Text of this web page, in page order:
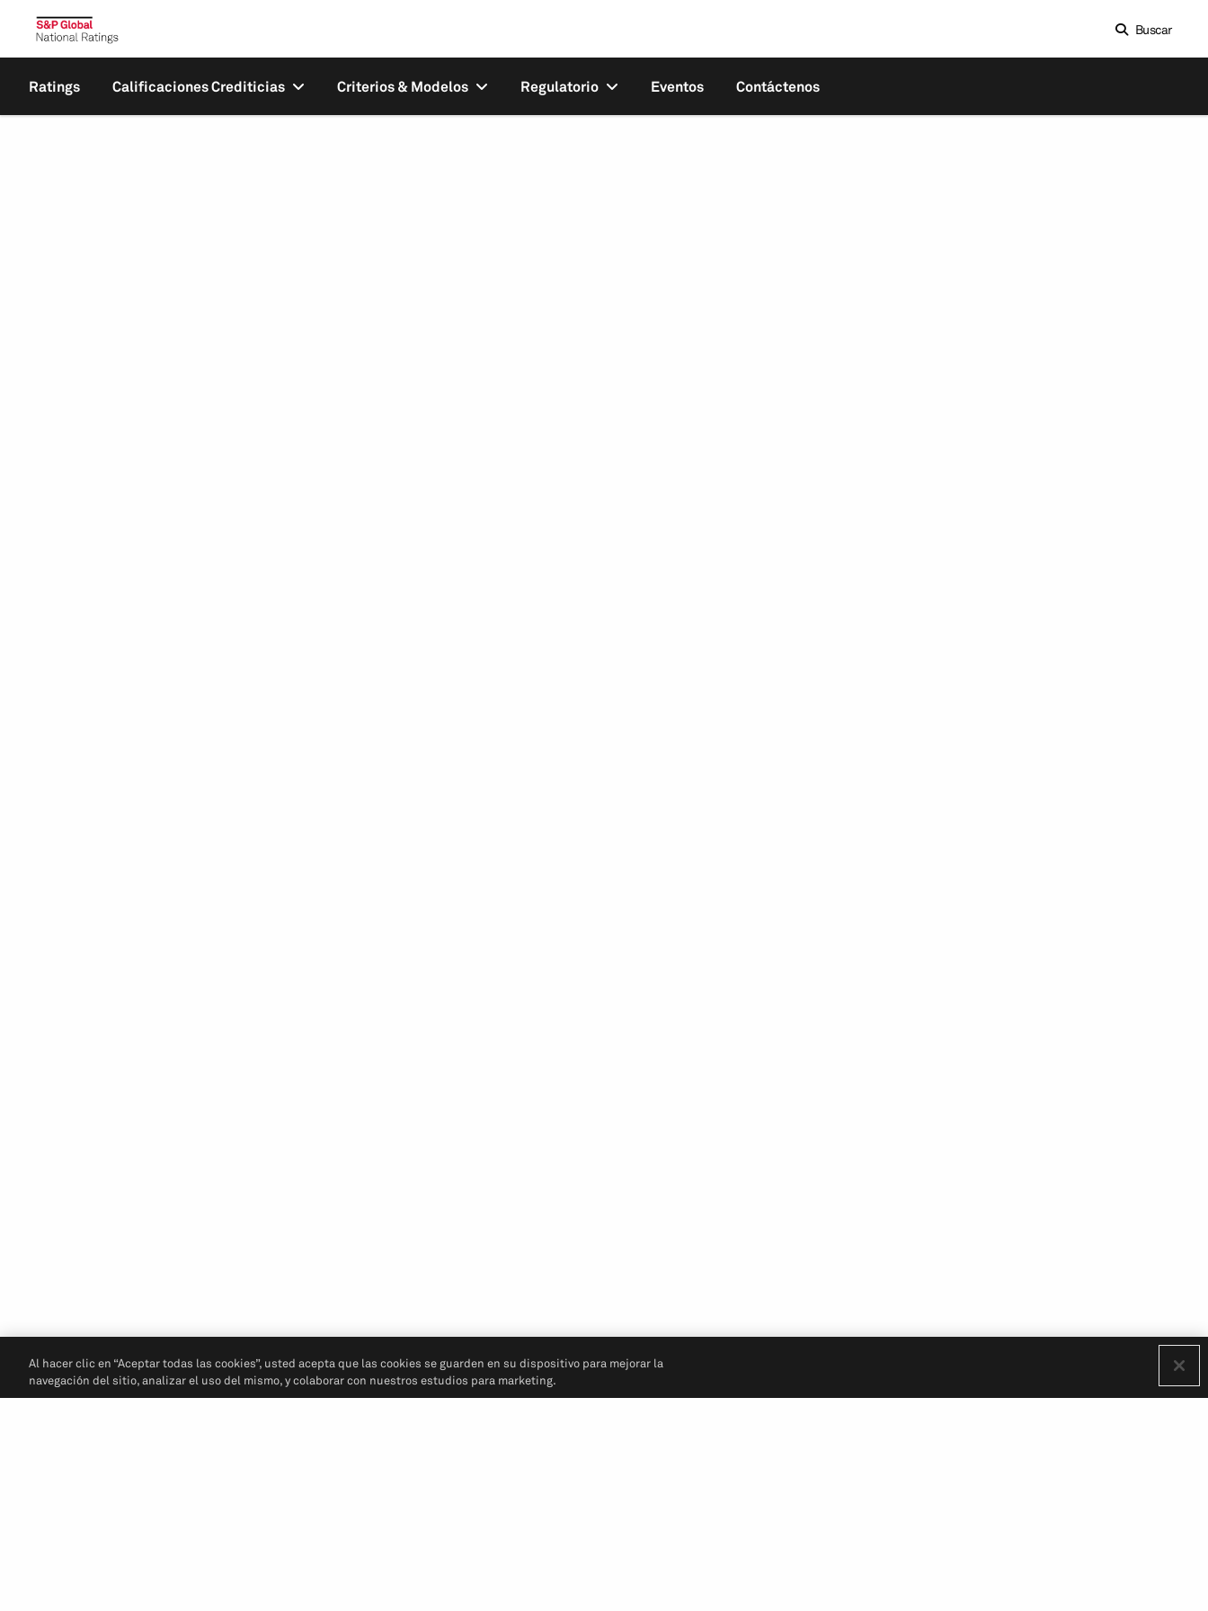
Buscar
Ratings Calificaciones Crediticias Criterios & Modelos Regulatorio Eventos Contáctenos
Al hacer clic en “Aceptar todas las cookies”, usted acepta que las cookies se guarden en su dispositivo para mejorar la
navegación del sitio, analizar el uso del mismo, y colaborar con nuestros estudios para marketing.